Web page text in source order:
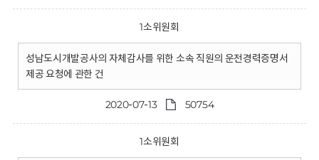
1소위원회
성남도시개발공사의 자체감사를 위한 소속 직원의 운전경력증명서
제공 요청에 관한 건
2020-07-13 50754
1소위원회